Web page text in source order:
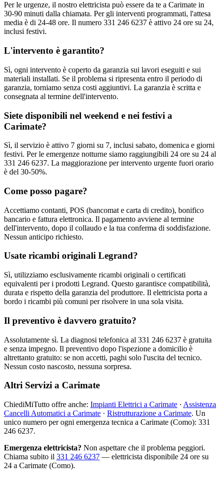
Per le urgenze, il nostro elettricista può essere da te a Carimate in
30-90 minuti dalla chiamata. Per gli interventi programmati, l'attesa
media è di 24-48 ore. Il numero 331 246 6237 è attivo 24 ore su 24,
inclusi festivi.
L'intervento è garantito?
Sì, ogni intervento è coperto da garanzia sui lavori eseguiti e sui
materiali installati. Se il problema si ripresenta entro il periodo di
garanzia, torniamo senza costi aggiuntivi. La garanzia è scritta e
consegnata al termine dell'intervento.
Siete disponibili nel weekend e nei festivi a
Carimate?
Sì, il servizio è attivo 7 giorni su 7, inclusi sabato, domenica e giorni
festivi. Per le emergenze notturne siamo raggiungibili 24 ore su 24 al
331 246 6237. La maggiorazione per intervento urgente fuori orario
è del 30-50%.
Come posso pagare?
Accettiamo contanti, POS (bancomat e carta di credito), bonifico
bancario e fattura elettronica. Il pagamento avviene al termine
dell'intervento, dopo il collaudo e la tua conferma di soddisfazione.
Nessun anticipo richiesto.
Usate ricambi originali Legrand?
Sì, utilizziamo esclusivamente ricambi originali o certificati
equivalenti per i prodotti Legrand. Questo garantisce compatibilità,
durata e rispetto della garanzia del produttore. Il elettricista porta a
bordo i ricambi più comuni per risolvere in una sola visita.
Il preventivo è davvero gratuito?
Assolutamente sì. La diagnosi telefonica al 331 246 6237 è gratuita
e senza impegno. Il preventivo dopo l'ispezione a domicilio è
altrettanto gratuito: se non accetti, paghi solo l'uscita del tecnico.
Nessun costo nascosto, nessuna sorpresa.
Altri Servizi a Carimate
ChiediMiTutto offre anche: Impianti Elettrici a Carimate · Assistenza
Cancelli Automatici a Carimate · Ristrutturazione a Carimate. Un
unico numero per ogni emergenza tecnica a Carimate (Como): 331
246 6237.
Emergenza elettricista? Non aspettare che il problema peggiori.
Chiama subito il 331 246 6237 — elettricista disponibile 24 ore su
24 a Carimate (Como).